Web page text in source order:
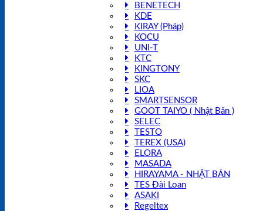
BENETECH
KDE
KIRAY (Pháp)
KOCU
UNI-T
KTC
KINGTONY
SKC
LIOA
SMARTSENSOR
GOOT TAIYO ( Nhật Bản )
SELEC
TESTO
TEREX (USA)
ELORA
MASADA
HIRAYAMA - NHẬT BẢN
TES Đài Loan
ASAKI
Regeltex